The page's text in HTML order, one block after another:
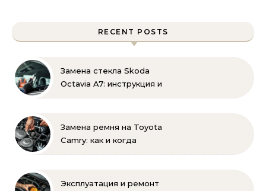
RECENT POSTS
Замена стекла Skoda
Octavia A7: инструкция и
Замена ремня на Toyota
Camry: как и когда
Эксплуатация и ремонт